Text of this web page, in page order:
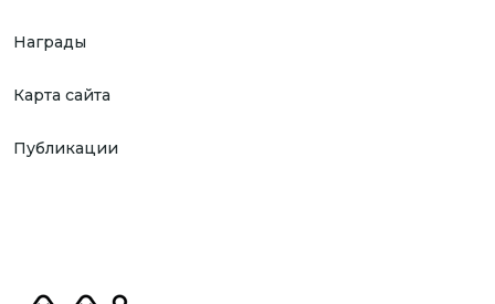
Награды
Карта сайта
Публикации